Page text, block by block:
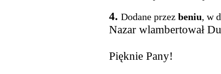
4. Dodane przez beniu, w
Nazar wlambertował
Pięknie Pany!